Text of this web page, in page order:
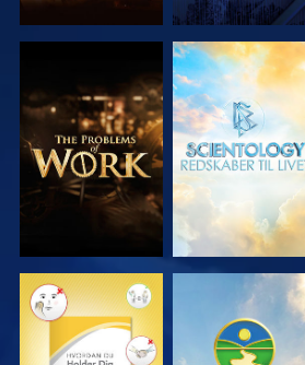
UDFORSK
SERIEN
UDFORSK
SERIEN
SE SE